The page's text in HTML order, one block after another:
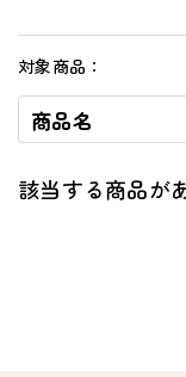
対象商品：
商品名
該当する商品が